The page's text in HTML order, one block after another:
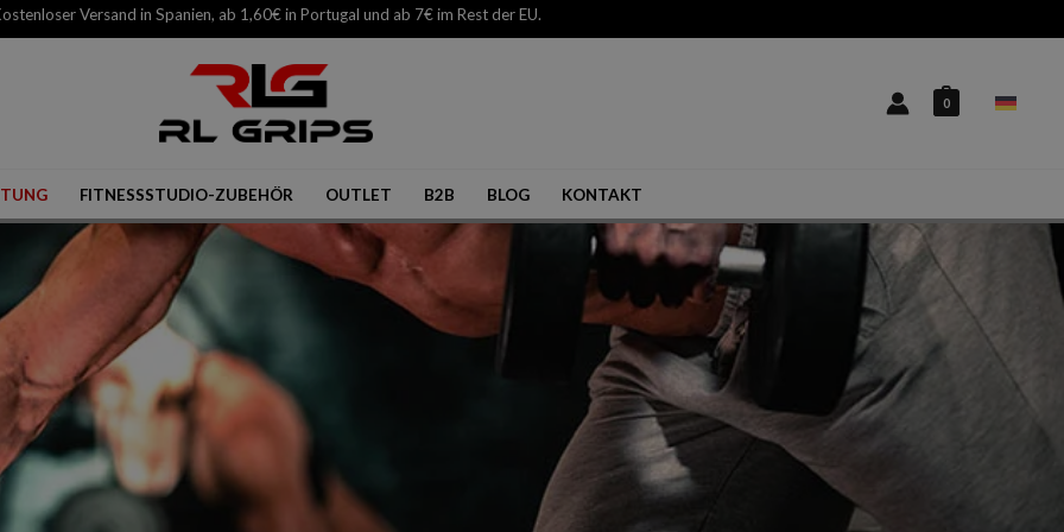
Versand in Spanien, ab 1,60€ in Portugal und ab 7€ im Rest der EU.
0
FITNESSSTUDIO-ZUBEHÖR OUTLET B2B BLOG KONTAKT